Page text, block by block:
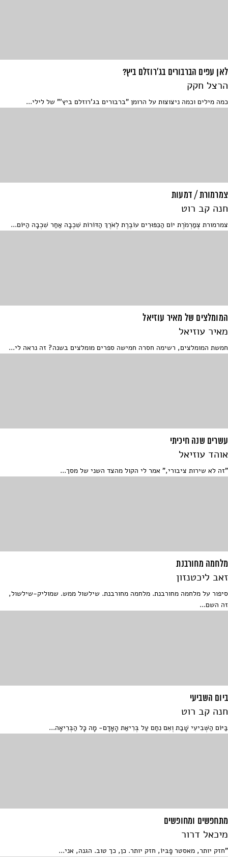
לאן עפים הברבורים בג'רוזלם ביץ?
הרצל חקק
כמה מילים וכמה ניצוצות על הרומן "ברבורים בג'רוזלם ביץ'" של לילי...
צמרמורת / דמעות
חנה קב רוט
צמרמורת צְמַרְמֹרֶת יוֹם הַכִּפּוּרִים עוֹבֶרֶת לְאֹרֶךְ הַדּוֹרוֹת שִׁכְבָה אַחַר שִׁכְבָה הַיּוֹם...
המומלצים של מאיר עוזיאל
מאיר עוזיאל
חמשת המומלצים, רשימה חסרה חמישה ספרים מומלצים בשנה? זה נראה לי...
עשרים שנה חיכיתי
אוהד עוזיאל
"זה לא שירות ציבורי," אמר לי הקול מהצד השני של מסך...
מלחמה מחורבנת
זאב ליכטנזון
סיפור על מלחמה מחורבנת. מלחמה מחורבנת. שילשול ממש. שמוליק-שילשול,
זה השם...
ביום השביעי
חנה קב רוט
בַּיּוֹם הַשְּׁבִיעִי שָׁבַת וְאִם נִחַם עַל בְּרִיאַת הָאָדָם- מָה כָּל הַבְּרִיאָה...
מתחפשים ומחופשים
מיכאל דרור
"חזק יותר, מאסטר פָבּיוֹ, חזק יותר. כן, כך טוב. הגנה, אני...